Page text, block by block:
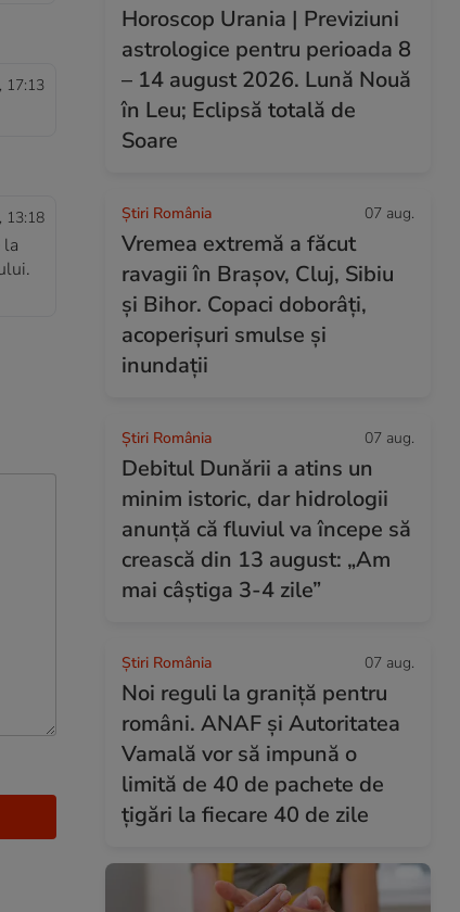
17:13
13:18
la
Horoscop Urania | Previziuni
astrologice pentru perioada 8
– 14 august 2026. Lună Nouă
în Leu; Eclipsă totală de
Soare
Știri România 07 aug.
Vremea extremă a făcut
ravagii în Brașov, Cluj, Sibiu
și Bihor. Copaci doborâți,
acoperișuri smulse și
inundații
Știri România 07 aug.
Debitul Dunării a atins un
minim istoric, dar hidrologii
anunță că fluviul va începe să
crească din 13 august: „Am
mai câștiga 3-4 zile”
Știri România 07 aug.
Noi reguli la graniță pentru
români. ANAF și Autoritatea
Vamală vor să impună o
limită de 40 de pachete de
țigări la fiecare 40 de zile